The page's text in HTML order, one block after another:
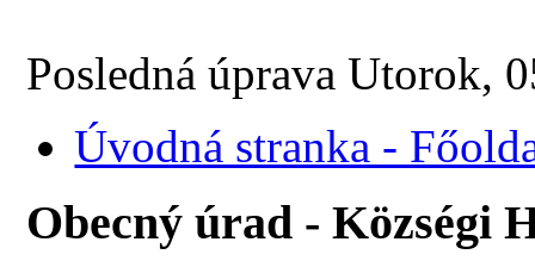
Posledná úprava Utorok,
Úvodná stranka -
Obecný úrad - Községi